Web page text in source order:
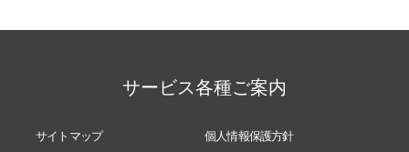
サービス各種ご案内
サイトマップ
個人情報保護方針